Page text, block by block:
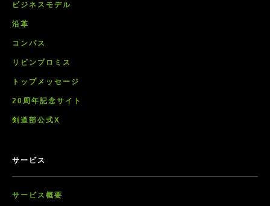
ビジネスモデル
沿革
コンパス
リビンプロミス
トップメッセージ
20周年記念サイト
剣道部公式X
サービス
サービス概要